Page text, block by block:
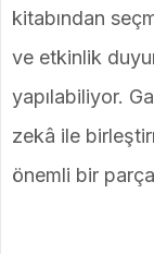
kitabından
ve etkinlik
yapılabiliyor.
zekâ ile
önemli bir